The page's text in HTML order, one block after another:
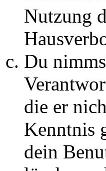
Nutzung
Du
die er
Kenntnis
dein